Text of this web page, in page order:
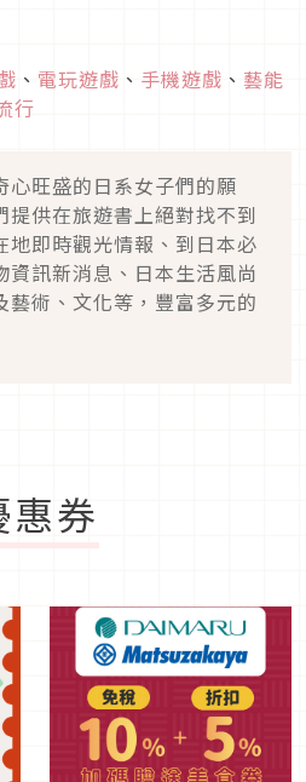
、 電玩遊戲 、 手機遊戲 、 藝能
行
心旺盛的日系女子們的願
提供在旅遊書上絕對找不到
地即時觀光情報、到日本必
資訊新消息、日本生活風尚
藝術、文化等，豐富多元的
惠券